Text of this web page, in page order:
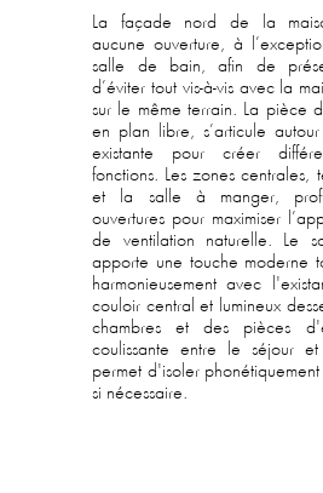
La façade nord de la
aucune ouverture, à
salle de bain, afin de
d’éviter tout vis-à-vis avec la
sur le même terrain. La pièce
en plan libre, s’articule
existante pour créer
fonctions. Les zones centrales,
et la salle à manger,
ouvertures pour maximiser
de ventilation naturelle. Le
apporte une touche moderne
harmonieusement avec
couloir central et lumineux
chambres et des pièces
coulissante entre le séjour
permet d'isoler
si nécessaire.